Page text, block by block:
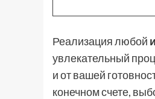
Реализация любой
увлекательный
и от вашей
конечном счете,